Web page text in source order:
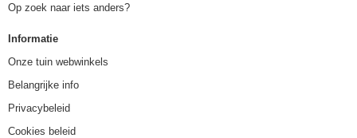
Op zoek naar iets anders?
Informatie
Onze tuin webwinkels
Belangrijke info
Privacybeleid
Cookies beleid